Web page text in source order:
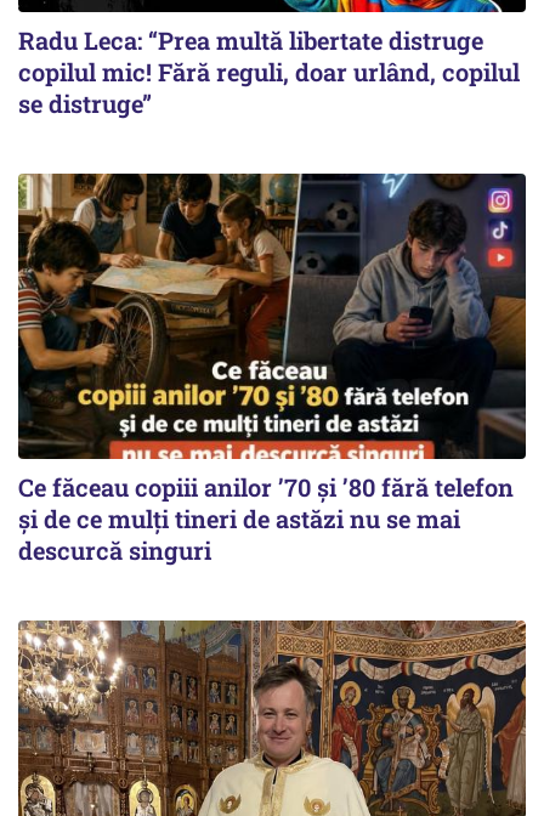
Radu Leca: “Prea multă libertate distruge
copilul mic! Fără reguli, doar urlând, copilul
se distruge”
Ce făceau copiii anilor ’70 și ’80 fără telefon
și de ce mulți tineri de astăzi nu se mai
descurcă singuri